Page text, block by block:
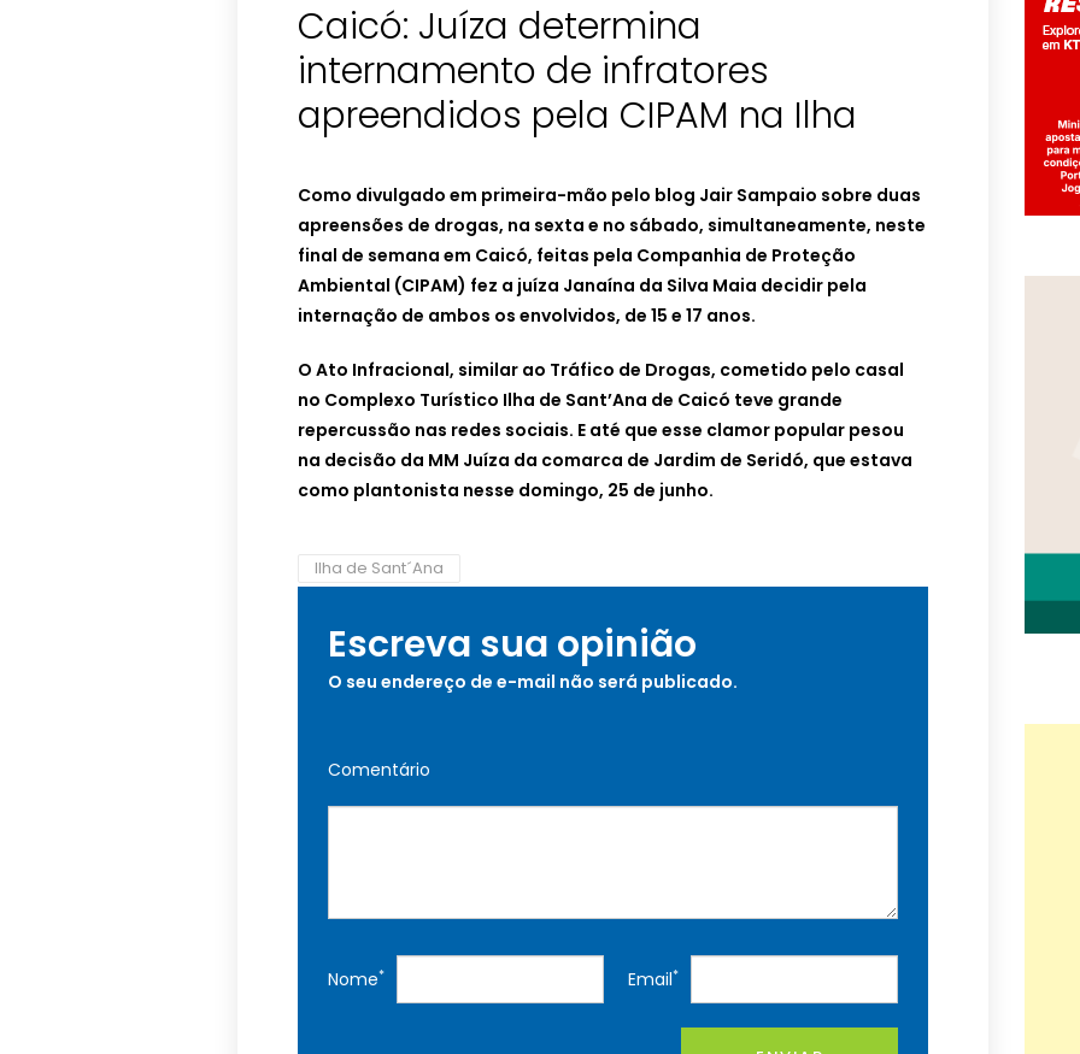
Caicó: Juíza determina
internamento de infratores
apreendidos pela CIPAM na Ilha
Como divulgado em primeira-mão pelo blog Jair Sampaio sobre duas
apreensões de drogas, na sexta e no sábado, simultaneamente, neste
final de semana em Caicó, feitas pela Companhia de Proteção
Ambiental (CIPAM) fez a juíza Janaína da Silva Maia decidir pela
internação de ambos os envolvidos, de 15 e 17 anos.
O Ato Infracional, similar ao Tráfico de Drogas, cometido pelo casal
no Complexo Turístico Ilha de Sant’Ana de Caicó teve grande
repercussão nas redes sociais. E até que esse clamor popular pesou
na decisão da MM Juíza da comarca de Jardim de Seridó, que estava
como plantonista nesse domingo, 25 de junho.
Ilha de Sant´Ana
Escreva sua opinião
O seu endereço de e-mail não será publicado.
Comentário
Nome* Email*